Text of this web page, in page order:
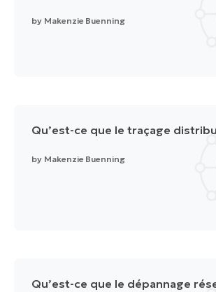
by Makenzie Buenning
Qu’est-ce que le traçage
by Makenzie Buenning
Qu’est-ce que le dépannage